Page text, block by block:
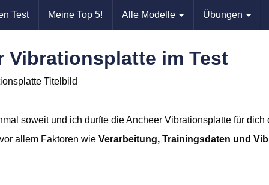
Test Meine Top 5! Alle Modelle Übungen
Vibrationsplatte im Test
soweit und ich durfte dieAncheer Vibrationsplatte für dich
allem Faktoren wie Verarbeitung, Trainingsdaten und